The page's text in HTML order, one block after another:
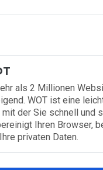
als 2 Millionen
WOT ist eine
mit der Sie schnell und
Ihren Browser,
privaten Daten.